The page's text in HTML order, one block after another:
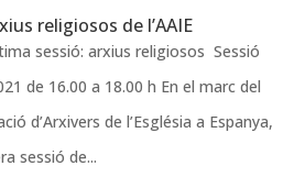
religiosos de l’AAIE
sessió: arxius religiosos Sessió
de 16.00 a 18.00 h En el marc del
d’Arxivers de l’Església a Espanya,
sessió de...